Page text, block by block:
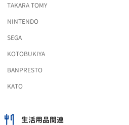
TAKARA TOMY
NINTENDO
SEGA
KOTOBUKIYA
BANPRESTO
KATO
生活用品関連